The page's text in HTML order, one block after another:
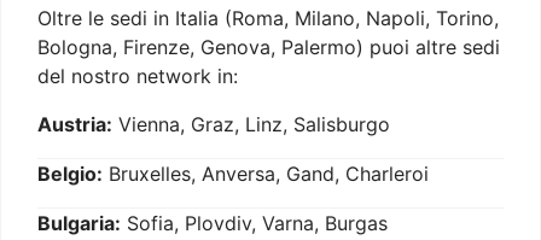
Oltre le sedi in Italia (Roma, Milano, Napoli, Torino,
Bologna, Firenze, Genova, Palermo) puoi altre sedi
del nostro network in:
Austria: Vienna, Graz, Linz, Salisburgo
Belgio: Bruxelles, Anversa, Gand, Charleroi
Bulgaria: Sofia, Plovdiv, Varna, Burgas